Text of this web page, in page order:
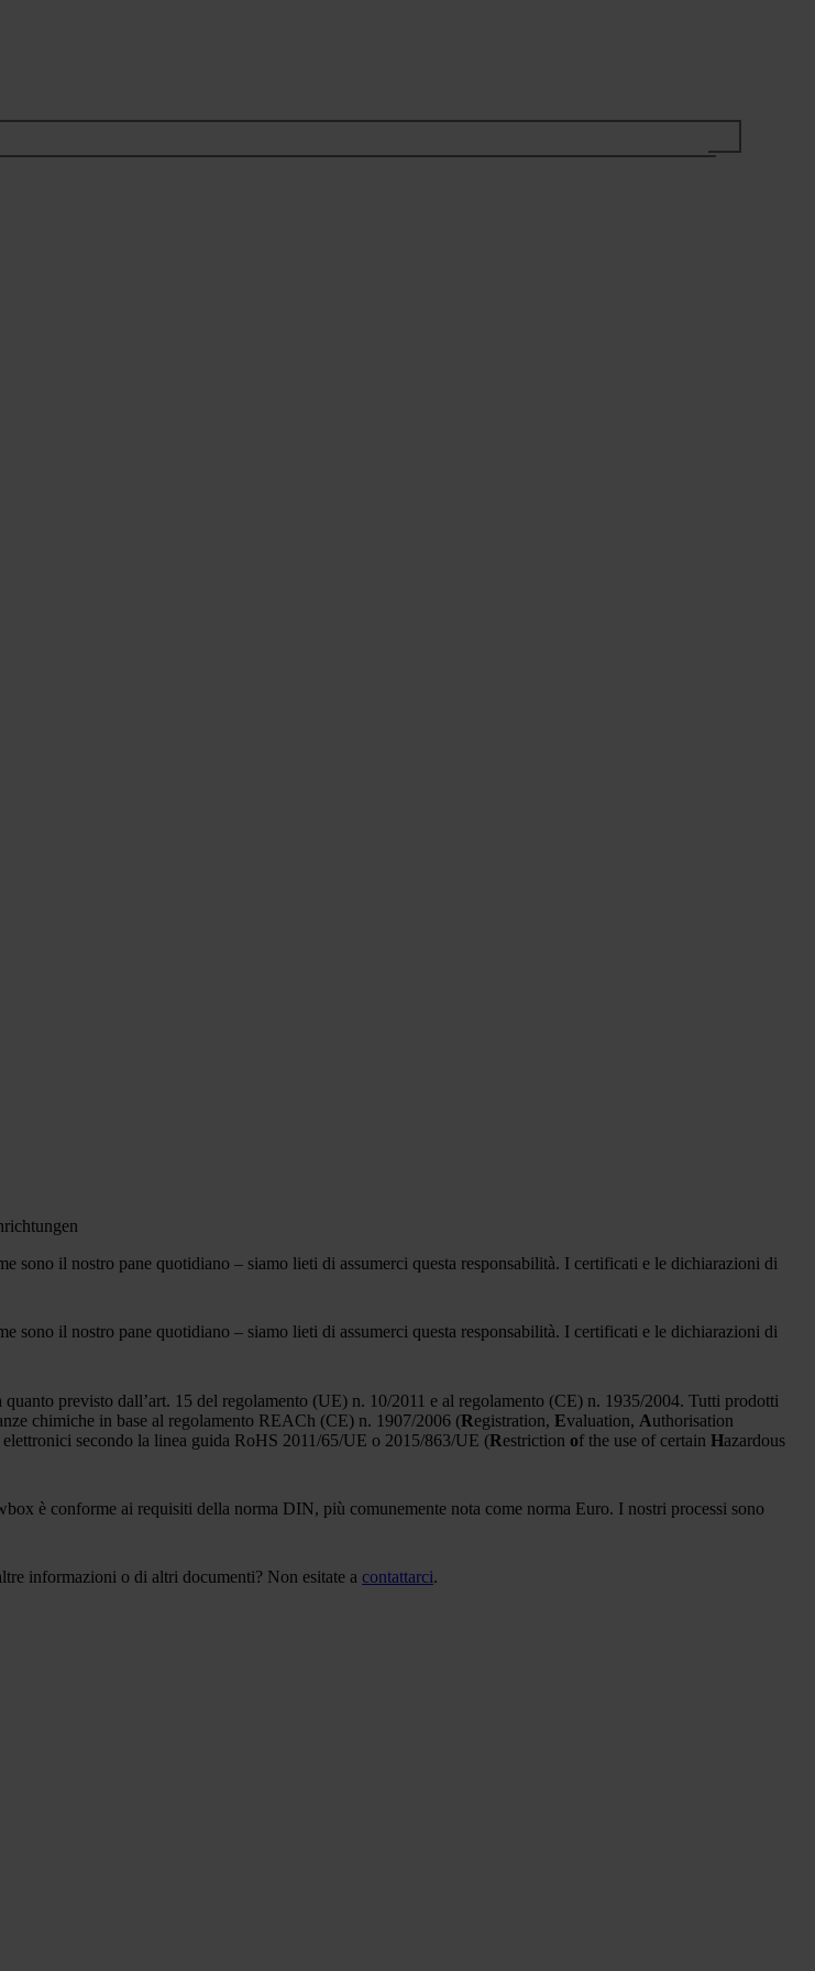
sono il nostro pane quotidiano – siamo lieti di assumerci questa responsabilità. I certificati e le dichiarazioni di
sono il nostro pane quotidiano – siamo lieti di assumerci questa responsabilità. I certificati e le dichiarazioni di
previsto dall’art. 15 del regolamento (UE) n. 10/2011 e al regolamento (CE) n. 1935/2004. Tutti prodotti
chimiche in base al regolamento REACh (CE) n. 1907/2006 (Registration, Evaluation, Authorisation
secondo la linea guida RoHS 2011/65/UE o 2015/863/UE (Restriction of the use of certain Hazardous
è conforme ai requisiti della norma DIN, più comunemente nota come norma Euro. I nostri processi sono
informazioni o di altri documenti? Non esitate a contattarci.